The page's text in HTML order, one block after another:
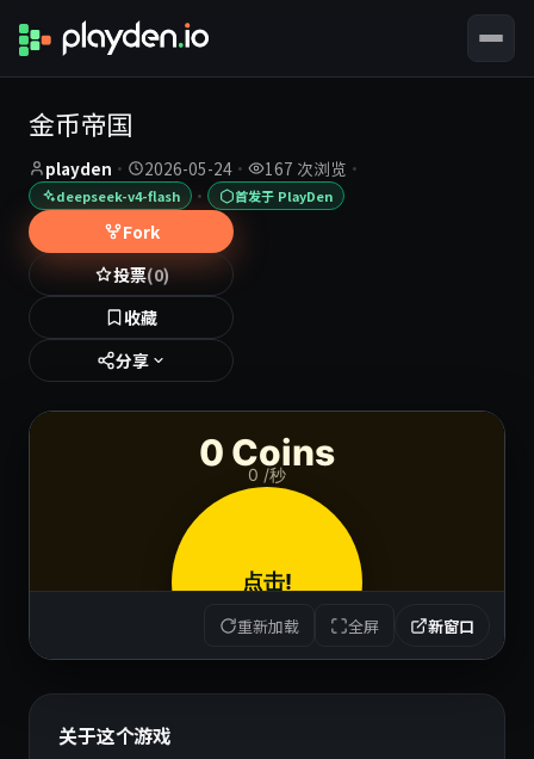
金币帝国
playden · 2026-05-24 · 167 次浏览 ·
deepseek-v4-flash · 首发于 PlayDen
Fork
投票(0)
收藏
分享
重新加载 全屏 新窗口
关于这个游戏